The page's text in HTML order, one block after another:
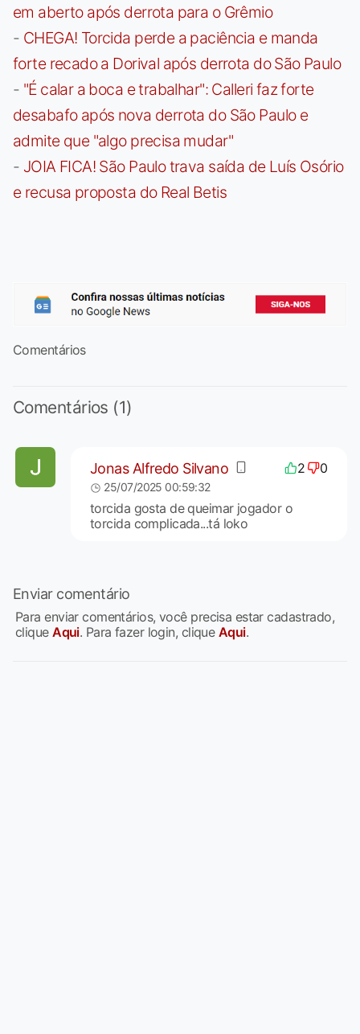
em aberto após derrota para o Grêmio
- CHEGA! Torcida perde a paciência e manda
forte recado a Dorival após derrota do São Paulo
- "É calar a boca e trabalhar": Calleri faz forte
desabafo após nova derrota do São Paulo e
admite que "algo precisa mudar"
- JOIA FICA! São Paulo trava saída de Luís Osório
e recusa proposta do Real Betis
Comentários
Comentários (1)
Jonas Alfredo Silvano 2 0
25/07/2025 00:59:32
torcida gosta de queimar jogador o
torcida complicada...tá loko
Enviar comentário
Para enviar comentários, você precisa estar cadastrado,
cliqueAqui. Para fazer login, clique Aqui.